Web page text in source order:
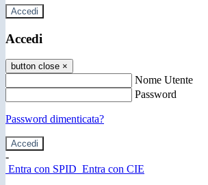
Accedi
Accedi
button close ×
Nome Utente
Password
Password dimenticata?
-
Entra con SPID Entra con CIE